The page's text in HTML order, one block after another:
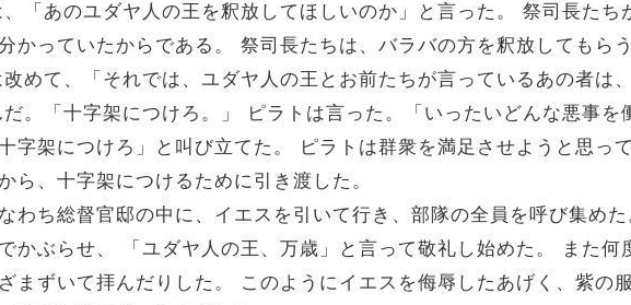
「あのユダヤ人の王を釈放してほしいのか」と言った。
祭司長たち
かっていたからである。
祭司長たちは、バラバの方を釈放してもら
めて、「それでは、ユダヤ人の王とお前たちが言っているあの者は
。「十字架につけろ。」
ピラトは言った。「いったいどんな悪事を
字架につけろ」と叫び立てた。
ピラトは群衆を満足させようと思っ
ら、十字架につけるために引き渡した。
わち総督官邸の中に、イエスを引いて行き、部隊の全員を呼び集めた
かぶらせ、
「ユダヤ人の王、万歳」と言って敬礼し始めた。
また何
まずいて拝んだりした。
このようにイエスを侮辱したあげく、紫の